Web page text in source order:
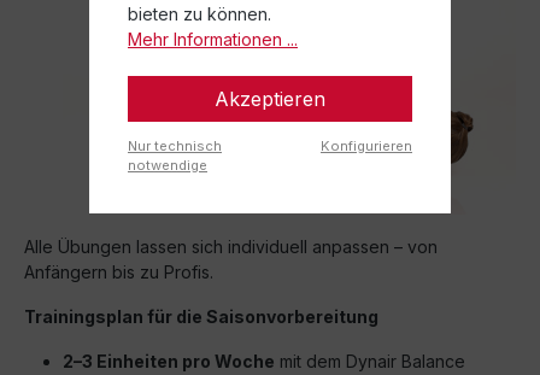
Alle Übungen lassen sich individuell anpassen – von
Anfängern bis zu Profis.
Trainingsplan für die Saisonvorbereitung
2–3 Einheiten pro Woche mit dem Dynair Balance
bieten zu können.
Mehr Informationen ...
Akzeptieren
Nur technisch
notwendige
Konfigurieren